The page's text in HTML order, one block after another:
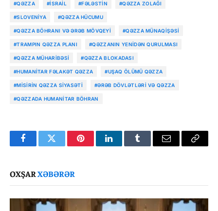
#QƏZZA #İSRAIL #FƏLƏSTIN #QƏZZA ZOLAĞI
#SLOVENIYA #QƏZZA HÜCUMU
#QƏZZA BÖHRANI VƏ ƏRƏB MÖVQEYI #QƏZZA MÜNAQIŞƏSI
#TRAMPIN QƏZZA PLANI #QƏZZANIN YENIDƏN QURULMASI
#QƏZZA MÜHARIBƏSI #QƏZZA BLOKADASI
#HUMANITAR FƏLAKƏT QƏZZA #UŞAQ ÖLÜMÜ QƏZZA
#MISIRIN QƏZZA SIYASƏTI #ƏRƏB DÖVLƏTLƏRI VƏ QƏZZA
#QƏZZADA HUMANITAR BÖHRAN
FacebookTwitter PinterestLinkedInTumblr Email
Copy
OXŞARXƏBƏRƏR